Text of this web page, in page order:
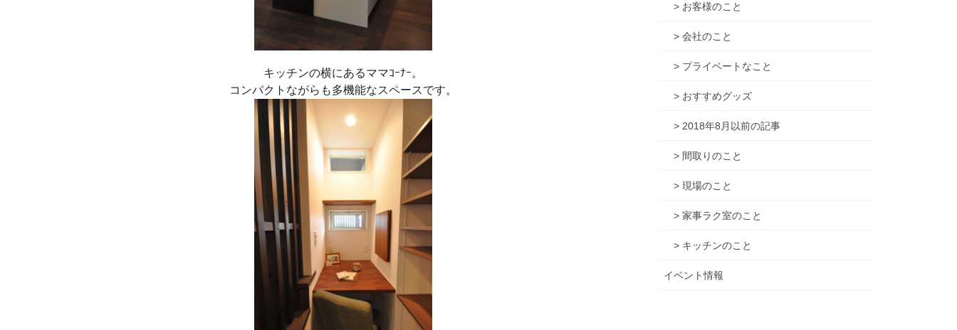
キッチンの横にあるママｺｰﾅｰ。
コンパクトながらも多機能なスペースです。
> お客様のこと
> 会社のこと
> プライベートなこと
> おすすめグッズ
> 2018年8月以前の記事
> 間取りのこと
> 現場のこと
> 家事ラク室のこと
> キッチンのこと
イベント情報